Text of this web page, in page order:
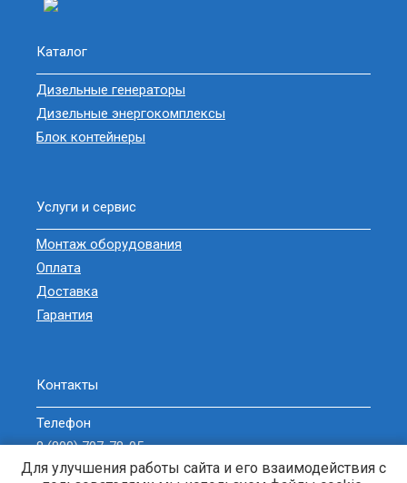
Каталог
Дизельные генераторы
Дизельные энергокомплексы
Блок контейнеры
Услуги и сервис
Монтаж оборудования
Оплата
Доставка
Гарантия
Контакты
Телефон
8 (800) 707-78-05
sell@zavodgeneratorov.ru
Для улучшения работы сайта и его взаимодействия с